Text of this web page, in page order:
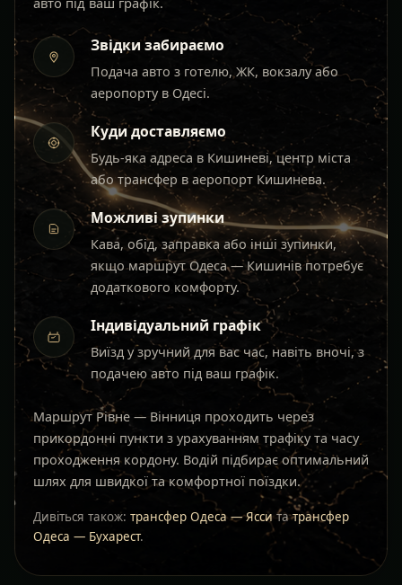
Звідки забираємо
Подача авто з готелю, ЖК, вокзалу або
аеропорту в Одесі.
Куди доставляємо
Будь-яка адреса в Кишиневі, центр міста
або трансфер в аеропорт Кишинева.
Можливі зупинки
Кава, обід, заправка або інші зупинки,
якщо маршрут Одеса — Кишинів потребує
додаткового комфорту.
Індивідуальний графік
Виїзд у зручний для вас час, навіть вночі, з
подачею авто під ваш графік.
Маршрут Рівне — Вінниця проходить через
прикордонні пункти з урахуванням трафіку та часу
проходження кордону. Водій підбирає оптимальний
шлях для швидкої та комфортної поїздки.
Дивіться також: трансфер Одеса — Ясситатрансфер
Одеса — Бухарест.